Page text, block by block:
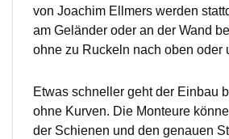
von Joachim Ellmers werden
am Geländer oder an der Wand
ohne zu Ruckeln nach oben oder
Etwas schneller geht der Einbau
ohne Kurven. Die Monteure
der Schienen und den genauen